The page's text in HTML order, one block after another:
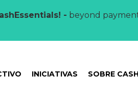
- beyond
INICIATIVAS SOBRE